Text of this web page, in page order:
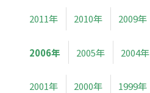
2011年 2010年 2009年
2006年 2005年 2004年
2001年 2000年 1999年